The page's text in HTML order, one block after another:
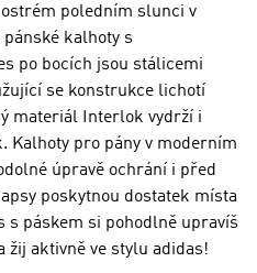
poledním slunci v
pánské kalhoty s
po bocích jsou stálicemi
se konstrukce lichotí
materiál Interlok vydrží i
Kalhoty pro pány v moderním
úpravě ochrání i před
poskytnou dostatek místa
s páskem si pohodlně upravíš
žij aktivně ve stylu adidas!